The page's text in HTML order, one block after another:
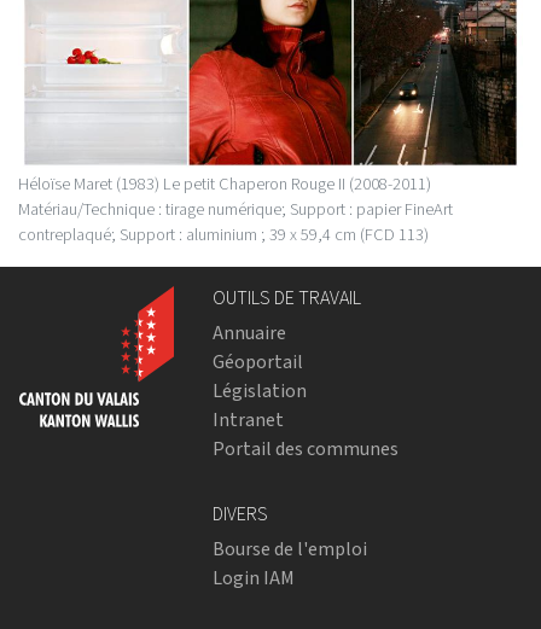
Héloïse Maret (1983) Le petit Chaperon Rouge II (2008-2011)
Matériau/Technique : tirage numérique; Support : papier FineArt
contreplaqué; Support : aluminium ; 39 x 59,4 cm (FCD 113)
OUTILS DE TRAVAIL
Annuaire
Géoportail
Législation
Intranet
Portail des communes
DIVERS
Bourse de l'emploi
Login IAM